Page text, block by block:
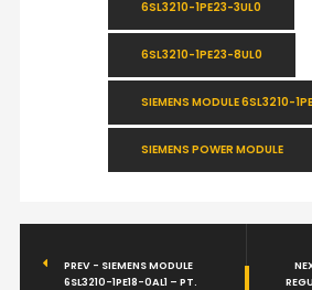
6SL3210-1PE23-3UL0
6SL3210-1PE23-8UL0
SIEMENS MODULE 6SL3210-
SIEMENS POWER MODULE
PREV - SIEMENS MODULE
6SL3210-1PE18-0AL1 – PT.